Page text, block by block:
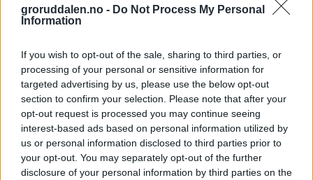
groruddalen.no - Do Not Process My Personal
Information
If you wish to opt-out of the sale, sharing to third parties, or
processing of your personal or sensitive information for
targeted advertising by us, please use the below opt-out
section to confirm your selection. Please note that after your
opt-out request is processed you may continue seeing
interest-based ads based on personal information utilized by
us or personal information disclosed to third parties prior to
your opt-out. You may separately opt-out of the further
disclosure of your personal information by third parties on the